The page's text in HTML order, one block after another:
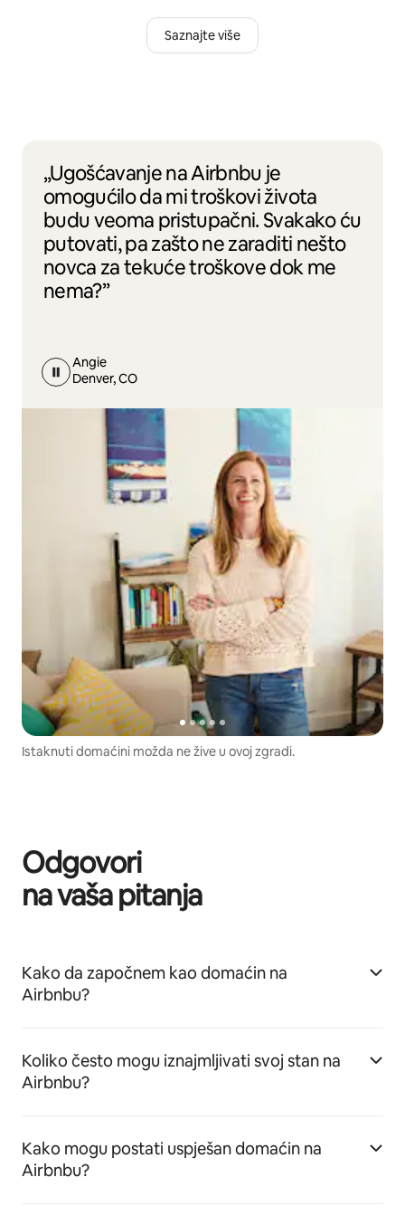
Saznajte više
„Ugošćavanje na Airbnbu je
omogućilo da mi troškovi života
budu veoma pristupačni. Svakako ću
putovati, pa zašto ne zaraditi nešto
novca za tekuće troškove dok me
nema?”
Angie
Denver, CO
Istaknuti domaćini možda ne žive u ovoj zgradi.
Odgovori
na vaša pitanja
Kako da započnem kao domaćin na
Airbnbu?
Koliko često mogu iznajmljivati svoj stan na
Airbnbu?
Kako mogu postati uspješan domaćin na
Airbnbu?